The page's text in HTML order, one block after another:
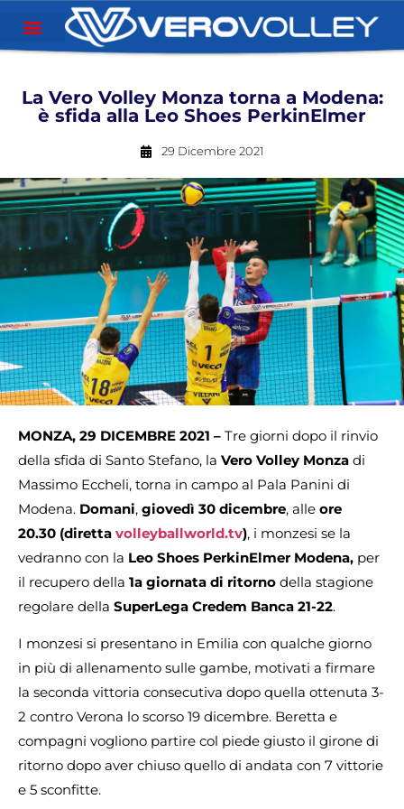
La Vero Volley Monza torna a Modena:
è sfida alla Leo Shoes PerkinElmer
29 Dicembre 2021
MONZA, 29 DICEMBRE 2021 – Tre giorni dopo il rinvio
della sfida di Santo Stefano, la Vero Volley Monza di
Massimo Eccheli, torna in campo al Pala Panini di
Modena. Domani, giovedì 30 dicembre, alle ore
20.30 (diretta volleyballworld.tv), i monzesi se la
vedranno con la Leo Shoes PerkinElmer Modena, per
il recupero della 1a giornata di ritorno della stagione
regolare della SuperLega Credem Banca 21-22.
I monzesi si presentano in Emilia con qualche giorno
in più di allenamento sulle gambe, motivati a firmare
la seconda vittoria consecutiva dopo quella ottenuta 3-
2 contro Verona lo scorso 19 dicembre. Beretta e
compagni vogliono partire col piede giusto il girone di
ritorno dopo aver chiuso quello di andata con 7 vittorie
e 5 sconfitte.